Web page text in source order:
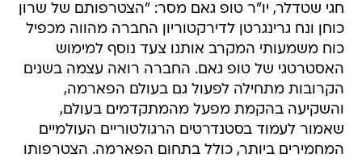
חגי שטדלר, יו"ר טופ גאם מסר: "הצטרפותם של שרון
כוחן ונח גרינגרטן לדירקטוריון החברה מהווה מכפיל
כוח משמעותי המקרב אותנו צעד נוסף למימוש
האסטרטגי של טופ גאם. החברה רואה עצמה בשנים
הקרובות מתחילה לפעול גם בעולם הפארמה,
והשקיעה בהקמת מפעל מהמתקדמים בעולם,
שאמור לעמוד בסטנדרטים הרגולטוריים העולמיים
המחמירים ביותר, כולל בתחום הפארמה. הצטרפותו